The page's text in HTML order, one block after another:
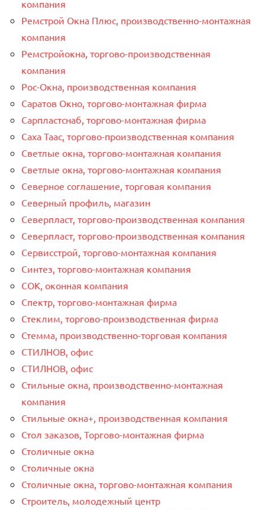
компания
Ремстрой Окна Плюс, производственно-монтажная
компания
Ремстройокна, торгово-производственная
компания
Рос-Окна, производственная компания
Саратов Окно, торгово-монтажная фирма
Сарпластснаб, торгово-монтажная фирма
Саха Таас, торгово-производственная компания
Светлые окна, торгово-монтажная компания
Светлые окна, торгово-монтажная компания
Северное соглашение, торговая компания
Северный профиль, магазин
Северпласт, торгово-производственная компания
Северпласт, торгово-производственная компания
Сервисстрой, торгово-монтажная компания
Синтез, торгово-монтажная компания
СОК, оконная компания
Спектр, торгово-монтажная фирма
Стеклим, торгово-производственная фирма
Стемма, производственно-торговая компания
СТИЛНОВ, офис
СТИЛНОВ, офис
Стильные окна, производственно-монтажная
компания
Стильные окна+, производственная компания
Стол заказов, Торгово-монтажная фирма
Столичные окна
Столичные окна
Столичные окна, торгово-монтажная компания
Строитель, молодежный центр